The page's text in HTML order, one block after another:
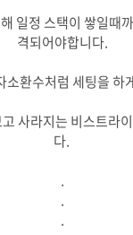
일정 스택이 쌓일때
격되어야합니다.
소환수처럼 세팅을 하
사라지는 비스트라
다.
.
.
.